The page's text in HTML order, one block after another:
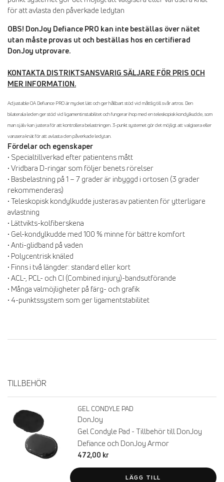
för att avlasta den påverkade ledytan
OBS! DonJoy Defiance PRO kan inte beställas över nätet
utan måste provas ut och beställas hos en certifierad
DonJoy utprovare.
KONTAKTADISTRIKTSANSVARIG SÄLJARE FÖR PRIS OCH
MER INFORMATION.
Adjustable OA Defiance PRO är mycket lätt och ger hållbart stöd vid måttlig till svår artros. Den
bilaterala leden ger stöd vid ligamentinstabilitet och fungerar ihop med en teleskopisk kondylkudde, som
man själv kan justera för att kontrollera belastningen. 3-punkt systemet gör det möjligt att valgisera eller
varusera knät för att avlasta den påverkade ledytan.
Fördelar och egenskaper
• Specialtillverkad efter patientens mått
• Vridbara D-ringar som följer benets rörelser
• Basbelastning på 1 – 7 grader är inbyggd i ortosen (3 grader
rekommenderas)
• Teleskopisk kondylkudde justeras av patienten för ytterligare
avlastning
• Lättvikts-kolfiberskena
• Gel-kondylkudde med 100 % minne för bättre komfort
• Anti-glidband på vaden
• Polycentrisk knäled
• Finns i två längder: standard eller kort
• ACL-, PCL- och CI (Combined injury)-bandsutförande
• Många valmöjligheter på färg- och grafik
• 4-punktssystem som ger ligamentstabilitet
TILLBEHÖR
GEL CONDYLE PAD
DonJoy
Gel Condyle Pad - Tillbehör till DonJoy
Defiance och DonJoy Armor
472,00 kr
LÄGG TILL